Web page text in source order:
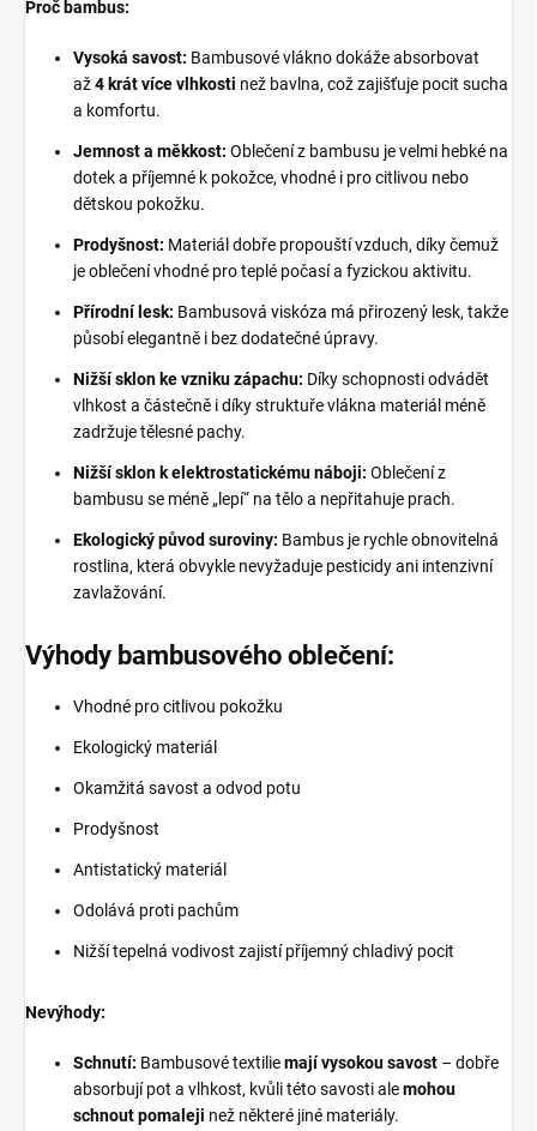
Proč bambus:
Vysoká savost: Bambusové vlákno dokáže absorbovat
až4 krát více vlhkosti než bavlna, což zajišťuje pocit sucha
a komfortu.
Jemnost a měkkost: Oblečení z bambusu je velmi hebké na
dotek a příjemné k pokožce, vhodné i pro citlivou nebo
dětskou pokožku.
Prodyšnost: Materiál dobře propouští vzduch, díky čemuž
je oblečení vhodné pro teplé počasí a fyzickou aktivitu.
Přírodní lesk: Bambusová viskóza má přirozený lesk, takže
působí elegantně i bez dodatečné úpravy.
Nižší sklon ke vzniku zápachu: Díky schopnosti odvádět
vlhkost a částečně i díky struktuře vlákna materiál méně
zadržuje tělesné pachy.
Nižší sklon k elektrostatickému náboji: Oblečení z
bambusu se méně „lepí“ na tělo a nepřitahuje prach.
Ekologický původ suroviny: Bambus je rychle obnovitelná
rostlina, která obvykle nevyžaduje pesticidy ani intenzivní
zavlažování.
Výhody bambusového oblečení:
Vhodné pro citlivou pokožku
Ekologický materiál
Okamžitá savost a odvod potu
Prodyšnost
Antistatický materiál
Odolává proti pachům
Nižší tepelná vodivost zajistí příjemný chladivý pocit
Nevýhody:
Schnutí: Bambusové textiliemají vysokou savost – dobře
absorbují pot a vlhkost, kvůli této savosti alemohou
schnout pomaleji než některé jiné materiály.